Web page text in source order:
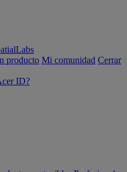
producto Mi comunidad Cerrar
ID?